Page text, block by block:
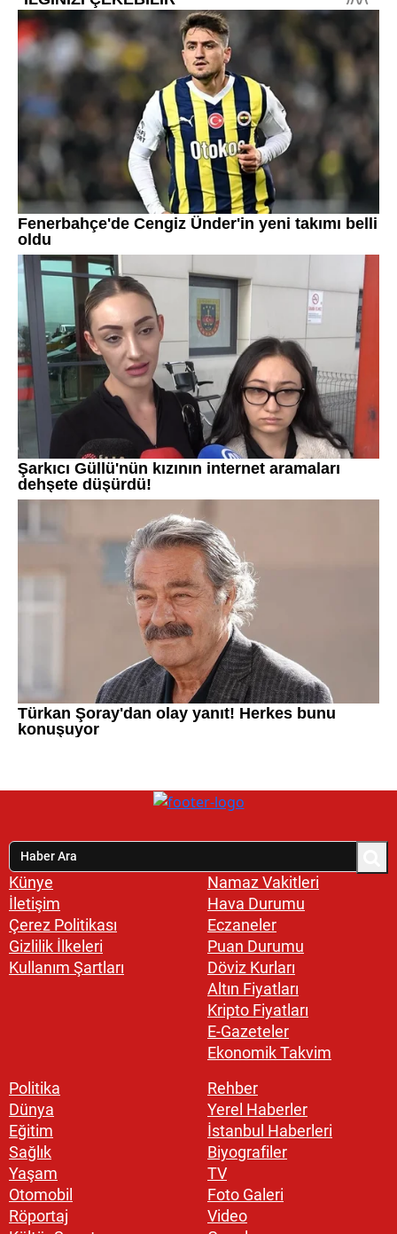
Künye
İletişim
Çerez Politikası
Gizlilik İlkeleri
Kullanım Şartları
Namaz Vakitleri
Hava Durumu
Eczaneler
Puan Durumu
Döviz Kurları
Altın Fiyatları
Kripto Fiyatları
E-Gazeteler
Ekonomik Takvim
Politika
Dünya
Eğitim
Sağlık
Yaşam
Otomobil
Röportaj
Rehber
Yerel Haberler
İstanbul Haberleri
Biyografiler
TV
Foto Galeri
Video